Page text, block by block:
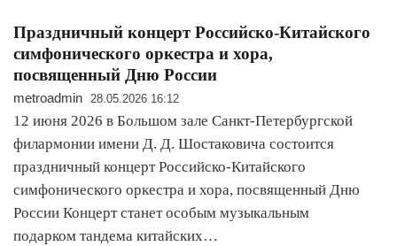
Праздничный концерт Российско-Китайского
симфонического оркестра и хора,
посвященный Дню России
metroadmin 28.05.2026 16:12
12 июня 2026 в Большом зале Санкт-Петербургской
филармонии имени Д. Д. Шостаковича состоится
праздничный концерт Российско-Китайского
симфонического оркестра и хора, посвященный Дню
России Концерт станет особым музыкальным
подарком тандема китайских…